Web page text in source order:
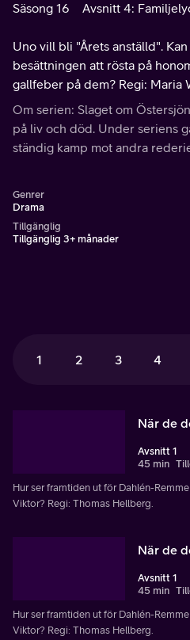
Säsong 16 Avsnitt 4:
Uno vill bli "Årets anställd".
besättningen att rösta på
gallfeber på dem? Regi: Maria
Om serien: Slaget om
på liv och död. Under seriens
ständig kamp mot andra
Genrer
Drama
Tillgänglig
Tillgänglig 3+ månader
1 2 3 4
När de
Avsnitt 1
45 min
Hur ser framtiden ut för Dahlén-
Viktor? Regi: Thomas Hellberg.
När de
Avsnitt 1
45 min
Hur ser framtiden ut för Dahlén-
Viktor? Regi: Thomas Hellberg.